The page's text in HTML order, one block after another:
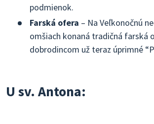
podmienok.
Farská ofera – Na Veľkonočnú
omšiach konaná tradičná farská
dobrodincom už teraz úprimné
U sv. Antona: